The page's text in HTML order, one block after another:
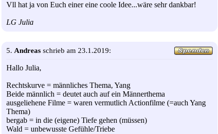
Vll hat ja von Euch einer eine coole Idee...wäre sehr dankbar!
LG Julia
5. Andreas schrieb am 23.1.2019:
Hallo Julia,
Rechtskurve = männliches Thema, Yang
Beide männlich = deutet auch auf ein Männerthema
ausgeliehene Filme = waren vermutlich Actionfilme (=auch Yang
Thema)
bergab = in die (eigene) Tiefe gehen (müssen)
Wald = unbewusste Gefühle/Triebe